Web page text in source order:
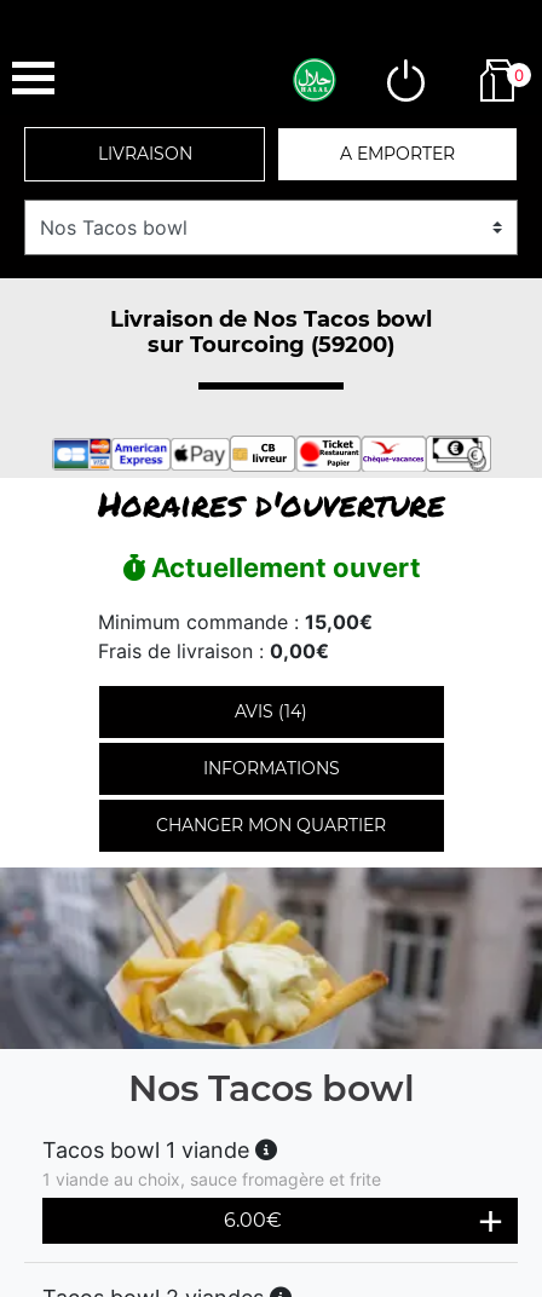
0
LIVRAISON A EMPORTER
Livraison de Nos Tacos bowl
sur Tourcoing (59200)
Horaires d'ouverture
Actuellement ouvert
Minimum commande : 15,00€
Frais de livraison : 0,00€
AVIS (14)
INFORMATIONS
CHANGER MON QUARTIER
Nos Tacos bowl
Tacos bowl 1 viande
1 viande au choix, sauce fromagère et frite
6.00€